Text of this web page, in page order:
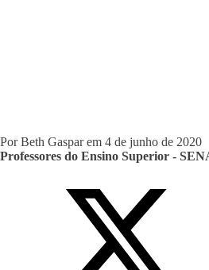
PorBeth Gasparem 4 de junho de 2020
Professores do Ensino Superior -